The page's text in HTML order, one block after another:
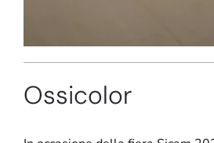
Stand e showroom
Ossicolor